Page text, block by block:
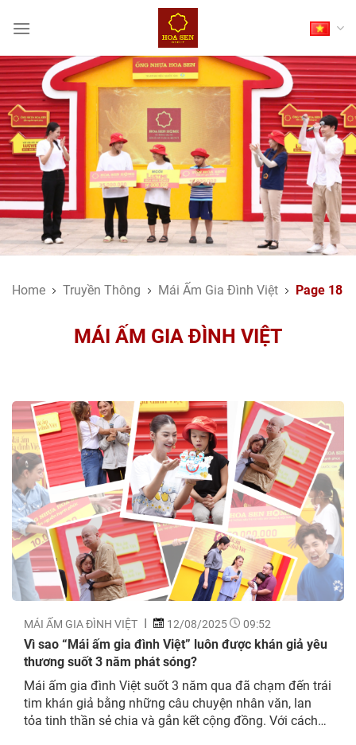
Home Truyền Thông Mái Ấm Gia Đình Việt Page 18
MÁI ẤM GIA ĐÌNH VIỆT
MÁI ẤM GIA ĐÌNH VIỆT 12/08/2025 09:52
Vì sao “Mái ấm gia đình Việt” luôn được khán giả yêu
thương suốt 3 năm phát sóng?
Mái ấm gia đình Việt suốt 3 năm qua đã chạm đến trái
tim khán giả bằng những câu chuyện nhân văn, lan
tỏa tinh thần sẻ chia và gắn kết cộng đồng. Với cách